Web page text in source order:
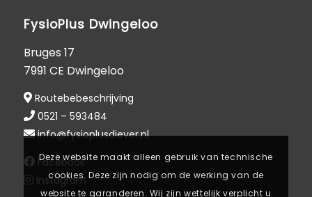
FysioPlus Dwingeloo
Bruges 17
7991 CE Dwingeloo
Routebebeschrijving
0521 – 593484
info@fysioplusdiever.nl
Facebook
Instagram
Deze website maakt alleen gebruik van technische
cookies. Deze zijn nodig om de werking van de
website te garanderen. Wij zijn wettelijk verplicht u